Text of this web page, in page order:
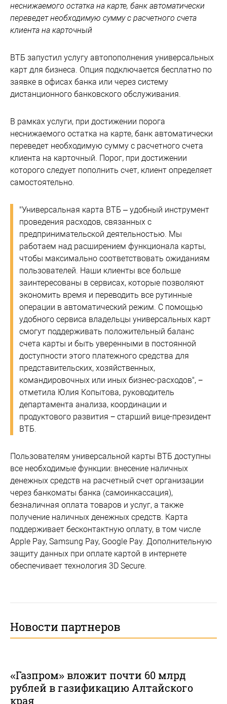
неснижаемого остатка на карте, банк автоматически
переведет необходимую сумму с расчетного счета
клиента на карточный
ВТБ запустил услугу автопополнения универсальных
карт для бизнеса. Опция подключается бесплатно по
заявке в офисах банка или через систему
дистанционного банковского обслуживания.
В рамках услуги, при достижении порога
неснижаемого остатка на карте, банк автоматически
переведет необходимую сумму с расчетного счета
клиента на карточный. Порог, при достижении
которого следует пополнить счет, клиент определяет
самостоятельно.
"Универсальная карта ВТБ – удобный инструмент
проведения расходов, связанных с
предпринимательской деятельностью. Мы
работаем над расширением функционала карты,
чтобы максимально соответствовать ожиданиям
пользователей. Наши клиенты все больше
заинтересованы в сервисах, которые позволяют
экономить время и переводить все рутинные
операции в автоматический режим. С помощью
удобного сервиса владельцы универсальных карт
смогут поддерживать положительный баланс
счета карты и быть уверенными в постоянной
доступности этого платежного средства для
представительских, хозяйственных,
командировочных или иных бизнес-расходов", −
отметила Юлия Копытова, руководитель
департамента анализа, координации и
продуктового развития − старший вице-президент
ВТБ.
Пользователям универсальной карты ВТБ доступны
все необходимые функции: внесение наличных
денежных средств на расчетный счет организации
через банкоматы банка (самоинкассация),
безналичная оплата товаров и услуг, а также
получение наличных денежных средств. Карта
поддерживает бесконтактную оплату, в том числе
Applе Pay, Samsung Pay, Google Pay. Дополнительную
защиту данных при оплате картой в интернете
обеспечивает технология 3D Secure.
Новости партнеров
«Газпром» вложит почти 60 млрд
рублей в газификацию Алтайского
края